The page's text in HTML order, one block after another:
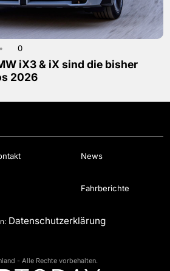
• 0
iX3 & iX sind die bisher
2026
News
Fahrberichte
Datenschutzerklärung
- Alle Rechte vorbehalten.